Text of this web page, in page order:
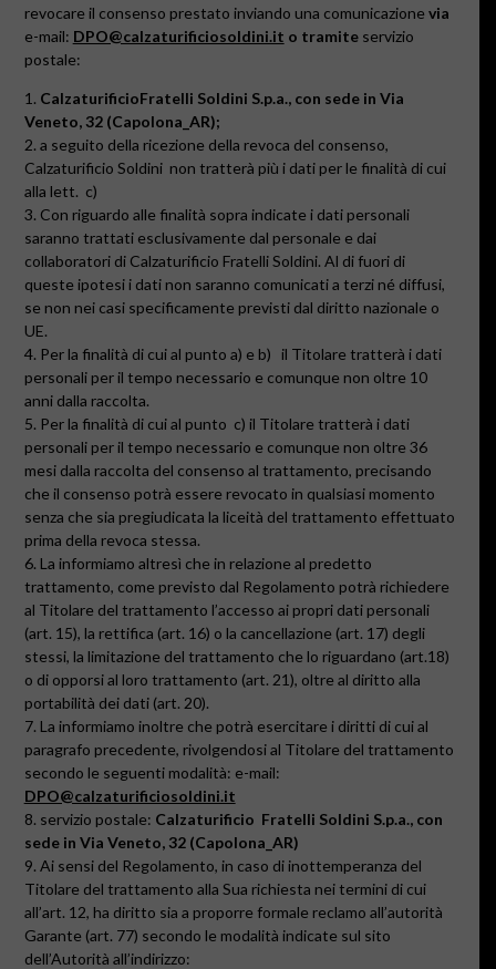
revocare il consenso prestato inviando una comunicazione via
e-mail: DPO@calzaturificiosoldini.it o tramite servizio
postale:
1. CalzaturificioFratelli Soldini S.p.a., con sede in Via
Veneto, 32 (Capolona_AR);
2. a seguito della ricezione della revoca del consenso,
Calzaturificio Soldini non tratterà più i dati per le finalità di cui
alla lett. c)
3. Con riguardo alle finalità sopra indicate i dati personali
saranno trattati esclusivamente dal personale e dai
collaboratori di Calzaturificio Fratelli Soldini. Al di fuori di
queste ipotesi i dati non saranno comunicati a terzi né diffusi,
se non nei casi specificamente previsti dal diritto nazionale o
UE.
4. Per la finalità di cui al punto a) e b)
il Titolare tratterà i dati
personali per il tempo necessario e comunque non oltre 10
anni dalla raccolta.
5. Per la finalità di cui al punto c) il Titolare tratterà i dati
personali per il tempo necessario e comunque non oltre 36
mesi dalla raccolta del consenso al trattamento, precisando
che il consenso potrà essere revocato in qualsiasi momento
senza che sia pregiudicata la liceità del trattamento effettuato
prima della revoca stessa.
6. La informiamo altresì che in relazione al predetto
trattamento, come previsto dal Regolamento potrà richiedere
al Titolare del trattamento l’accesso ai propri dati personali
(art. 15), la rettifica (art. 16) o la cancellazione (art. 17) degli
stessi, la limitazione del trattamento che lo riguardano (art.18)
o di opporsi al loro trattamento (art. 21), oltre al diritto alla
portabilità dei dati (art. 20).
7. La informiamo inoltre che potrà esercitare i diritti di cui al
paragrafo precedente, rivolgendosi al Titolare del trattamento
secondo le seguenti modalità: e-mail:
DPO@calzaturificiosoldini.it
8. servizio postale: Calzaturificio Fratelli Soldini S.p.a., con
sede in Via Veneto, 32 (Capolona_AR)
9. Ai sensi del Regolamento, in caso di inottemperanza del
Titolare del trattamento alla Sua richiesta nei termini di cui
all’art. 12, ha diritto sia a proporre formale reclamo all’autorità
Garante (art. 77) secondo le modalità indicate sul sito
dell’Autorità all’indirizzo: